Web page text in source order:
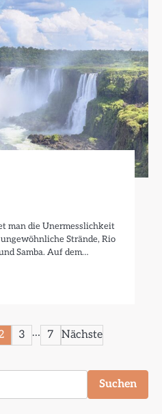
man die Unermesslichkeit
Strände, Rio
Samba. Auf dem…
Seitennummerierung
3 … 7
Nächste
Suchen